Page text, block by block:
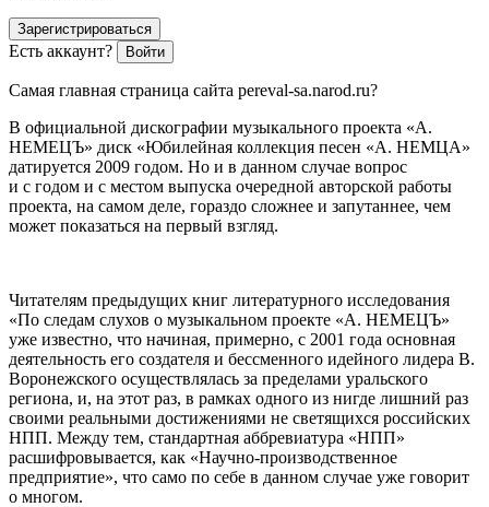
Зарегистрироваться
Есть аккаунт? Войти
Самая главная страница сайта pereval-sa.narod.ru?
В официальной дискографии музыкального проекта «А.
НЕМЕЦЪ» диск «Юбилейная коллекция песен «А. НЕМЦА»
датируется 2009 годом. Но и в данном случае вопрос
и с годом и с местом выпуска очередной авторской работы
проекта, на самом деле, гораздо сложнее и запутаннее, чем
может показаться на первый взгляд.
Читателям предыдущих книг литературного исследования
«По следам слухов о музыкальном проекте «А. НЕМЕЦЪ»
уже известно, что начиная, примерно, с 2001 года основная
деятельность его создателя и бессменного идейного лидера В.
Воронежского осуществлялась за пределами уральского
региона, и, на этот раз, в рамках одного из нигде лишний раз
своими реальными достижениями не светящихся российских
НПП. Между тем, стандартная аббревиатура «НПП»
расшифровывается, как «Научно-производственное
предприятие», что само по себе в данном случае уже говорит
о многом.